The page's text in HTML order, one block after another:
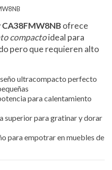
ofrece
compactoideal para
pero que requieren alto
ultracompacto perfecto
para calentamiento
superior para gratinar y dorar
para empotrar en muebles de